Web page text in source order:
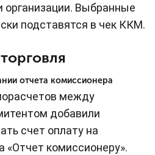
организации. Выбранные
подставятся в чек ККМ.
отчета комиссионера
между
добавили
счет оплату на
«Отчет комиссионеру».